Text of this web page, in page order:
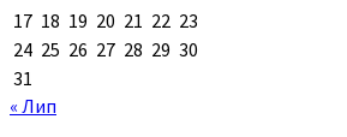
17 18 19 20 21 22 23
24 25 26 27 28 29 30
31
« Лип